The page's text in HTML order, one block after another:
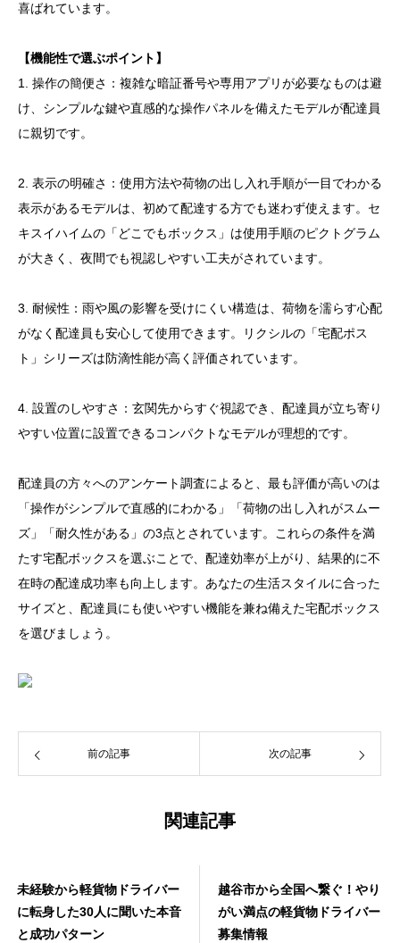
喜ばれています。
【機能性で選ぶポイント】
1. 操作の簡便さ：複雑な暗証番号や専用アプリが必要なものは避
け、シンプルな鍵や直感的な操作パネルを備えたモデルが配達員
に親切です。
2. 表示の明確さ：使用方法や荷物の出し入れ手順が一目でわかる
表示があるモデルは、初めて配達する方でも迷わず使えます。セ
キスイハイムの「どこでもボックス」は使用手順のピクトグラム
が大きく、夜間でも視認しやすい工夫がされています。
3. 耐候性：雨や風の影響を受けにくい構造は、荷物を濡らす心配
がなく配達員も安心して使用できます。リクシルの「宅配ポス
ト」シリーズは防滴性能が高く評価されています。
4. 設置のしやすさ：玄関先からすぐ視認でき、配達員が立ち寄り
やすい位置に設置できるコンパクトなモデルが理想的です。
配達員の方々へのアンケート調査によると、最も評価が高いのは
「操作がシンプルで直感的にわかる」「荷物の出し入れがスムー
ズ」「耐久性がある」の3点とされています。これらの条件を満
たす宅配ボックスを選ぶことで、配達効率が上がり、結果的に不
在時の配達成功率も向上します。あなたの生活スタイルに合った
サイズと、配達員にも使いやすい機能を兼ね備えた宅配ボックス
を選びましょう。
前の記事 次の記事
関連記事
未経験から軽貨物ドライバー
に転身した30人に聞いた本音
と成功パターン
越谷市から全国へ繋ぐ！やり
がい満点の軽貨物ドライバー
募集情報